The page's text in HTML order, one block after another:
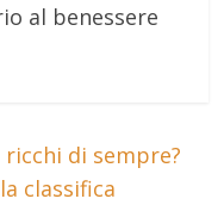
al benessere
di sempre?
classifica